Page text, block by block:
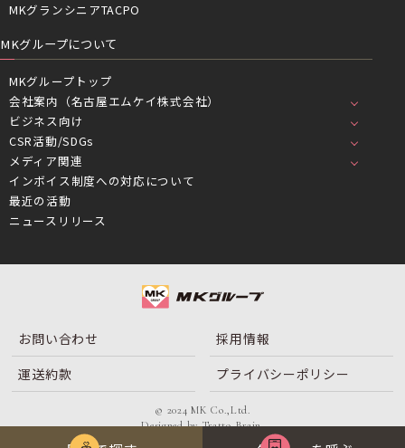
MKグランシニアTACPO
MKグループについて
MKグループトップ
会社案内（名古屋エムケイ株式会社）
ビジネス向け
CSR活動/SDGs
メディア関連
インボイス制度への対応について
最近の活動
ニュースリリース
お問い合わせ
採用情報
運送約款
プライバシーポリシー
© 2024 MK Co.,Ltd.
Designed byTratto Brain.